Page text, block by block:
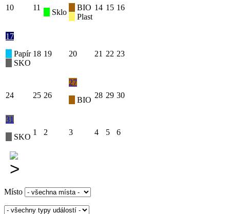
10 11
Sklo
BIO
Plast
14 15 16
17
Papír
SKO
18 19 20 21 22 23
24 25 26
27
BIO
28 29 30
31
SKO
1 2 3 4 5 6
Místo